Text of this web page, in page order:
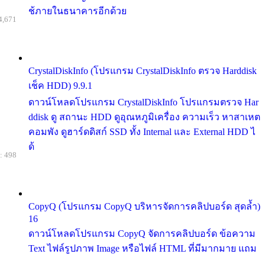
ช้ภายในธนาคารอีกด้วย
CrystalDiskInfo (โปรแกรม CrystalDiskInfo ตรวจ Harddisk
เช็ค HDD) 9.9.1
ดาวน์โหลดโปรแกรม CrystalDiskInfo โปรแกรมตรวจ Har
ddisk ดู สถานะ HDD ดูอุณหภูมิเครื่อง ความเร็ว หาสาเหต
คอมพัง ดูฮาร์ดดิสก์ SSD ทั้ง Internal และ External HDD ไ
ด้
CopyQ (โปรแกรม CopyQ บริหารจัดการคลิปบอร์ด สุดล้ำ)
16
ดาวน์โหลดโปรแกรม CopyQ จัดการคลิปบอร์ด ข้อความ
Text ไฟล์รูปภาพ Image หรือไฟล์ HTML ที่มีมากมาย แถม
498